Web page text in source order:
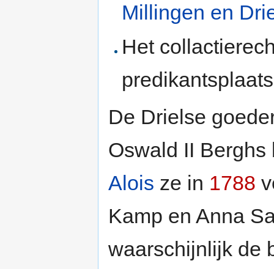
Millingen en
Het
De Drielse
Oswald II
Alois ze in 1788
Kamp en Anna
waarschijnlijk de